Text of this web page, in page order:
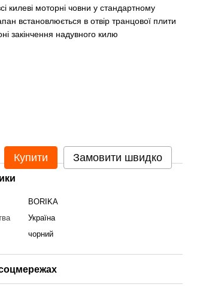
килеві моторні човни у стандартному
встановлюється в отвір транцової плити
закінчення надувного килю
Купити Замовити швидко
BORIKA
Україна
чорний